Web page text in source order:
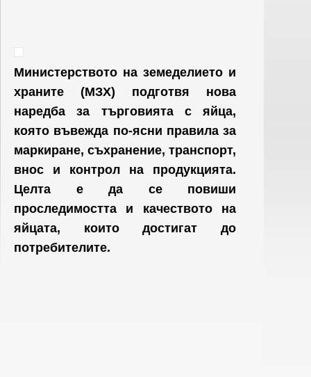
Министерството на земеделието и
храните (МЗХ) подготвя нова
наредба за търговията с яйца,
която въвежда по-ясни правила за
маркиране, съхранение, транспорт,
внос и контрол на продукцията.
Целта е да се повиши
проследимостта и качеството на
яйцата, които достигат до
потребителите.